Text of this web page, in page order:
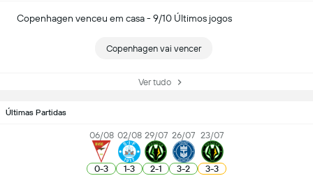
Últimas Partidas
06/08
0-3
02/08
1-3
29/07
2-1
26/07
3-2
23/07
3-3
Copenhagen venceu em casa - 9/10 Últimos jogos
Copenhagen vai vencer
Ver tudo